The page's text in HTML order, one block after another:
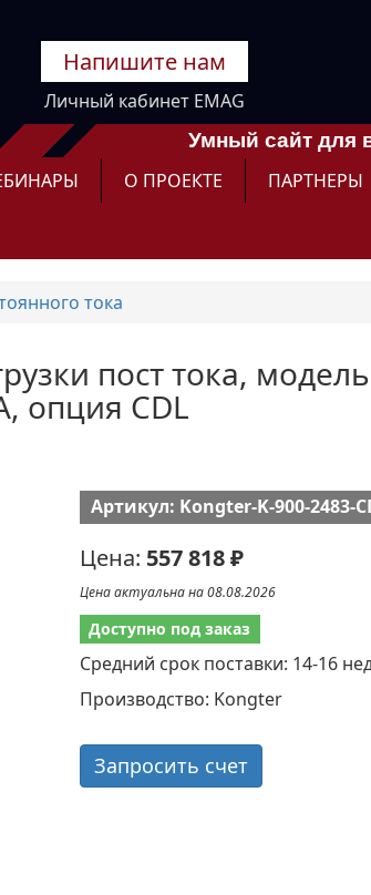
Напишите нам
Личный кабинет EMAG
Умный сайт для
О ПРОЕКТЕ ПАРТНЕРЫ
тока
пост тока,
опция CDL
Артикул: Kongter-K-900-2483-
Цена: 557 818 ₽
Цена актуальна на 08.08.2026
Доступно под заказ
Средний срок поставки: 14-16
Производство: Kongter
Запросить счет